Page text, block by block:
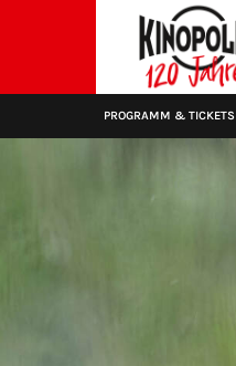
PROGRAMM & TICKETS